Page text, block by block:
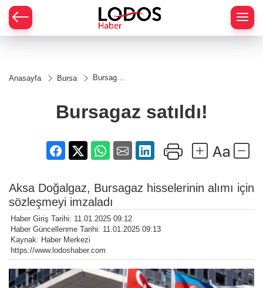
Anasayfa Bursa
Bursagaz
Bursagaz satıldı!
Aksa Doğalgaz, Bursagaz hisselerinin alımı için
sözleşmeyi imzaladı
Haber Giriş Tarihi: 11.01.2025 09:12
Haber Güncellenme Tarihi: 11.01.2025 09:13
Kaynak: Haber Merkezi
https://www.lodoshaber.com